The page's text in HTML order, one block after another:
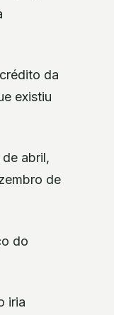
da
existiu
abril,
de
do
iria